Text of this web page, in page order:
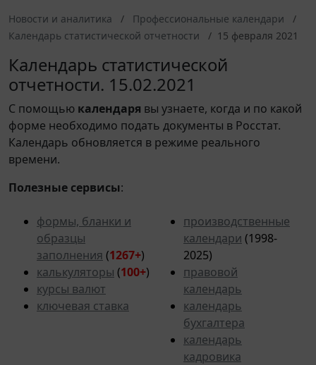
Новости и аналитика
Профессиональные календари
Календарь статистической отчетности
15 февраля 2021
Календарь статистической
отчетности. 15.02.2021
С помощью календаря вы узнаете, когда и по какой
форме необходимо подать документы в Росстат.
Календарь обновляется в режиме реального
времени.
Полезные сервисы:
формы, бланки и
образцы
заполнения (1267+)
калькуляторы (100+)
курсы валют
ключевая ставка
производственные
календари (1998-
2025)
правовой
календарь
календарь
бухгалтера
календарь
кадровика